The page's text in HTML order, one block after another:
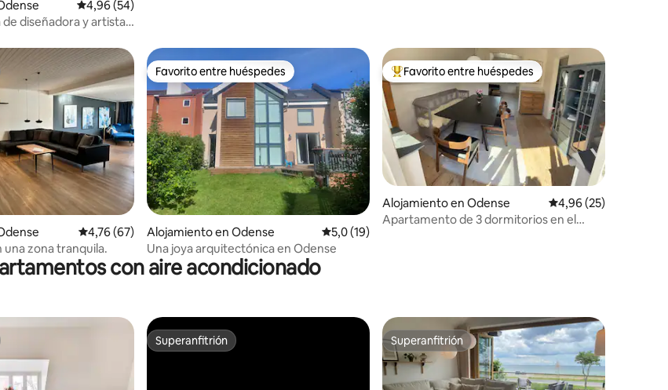
Calificación promedio: 4,96 de 5. 54 evaluaciones
4,96 (54)
de diseñadora y artista /
5. 33 evaluaciones
Calificación promedio: 4,76 de 5. 67 evaluaciones
4,76 (67)
una zona tranquila.
Favorito entre huéspedes
Favorito entre huéspedes
Alojamiento en Odense Calificación promedio: 5,0 de 5. 19 evaluaciones
5,0 (19)
Una joya arquitectónica en Odense
Favorito entre los huéspedes más destacados
Favorito entre huéspedes
Alojamiento en Odense Calificación
4,96 (25)
Apartamento de 3 dormitorios en el
con aire acondicionado
Superanfitrión
Superanfitrión Superanfitrión
Superanfitrión